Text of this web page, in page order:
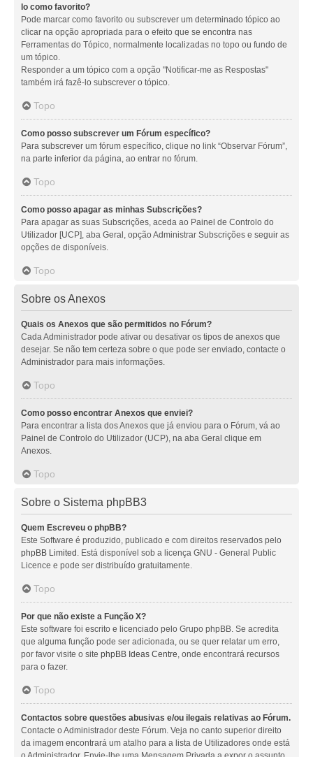
lo como favorito?
Pode marcar como favorito ou subscrever um determinado tópico ao
clicar na opção apropriada para o efeito que se encontra nas
Ferramentas do Tópico, normalmente localizadas no topo ou fundo de
um tópico.
Responder a um tópico com a opção "Notificar-me as Respostas"
também irá fazê-lo subscrever o tópico.
Topo
Como posso subscrever um Fórum específico?
Para subscrever um fórum específico, clique no link “Observar Fórum”,
na parte inferior da página, ao entrar no fórum.
Topo
Como posso apagar as minhas Subscrições?
Para apagar as suas Subscrições, aceda ao Painel de Controlo do
Utilizador [UCP], aba Geral, opção Administrar Subscrições e seguir as
opções de disponíveis.
Topo
Sobre os Anexos
Quais os Anexos que são permitidos no Fórum?
Cada Administrador pode ativar ou desativar os tipos de anexos que
desejar. Se não tem certeza sobre o que pode ser enviado, contacte o
Administrador para mais informações.
Topo
Como posso encontrar Anexos que enviei?
Para encontrar a lista dos Anexos que já enviou para o Fórum, vá ao
Painel de Controlo do Utilizador (UCP), na aba Geral clique em
Anexos.
Topo
Sobre o Sistema phpBB3
Quem Escreveu o phpBB?
Este Software é produzido, publicado e com direitos reservados pelo
phpBB Limited. Está disponível sob a licença GNU - General Public
Licence e pode ser distribuído gratuitamente.
Topo
Por que não existe a Função X?
Este software foi escrito e licenciado pelo Grupo phpBB. Se acredita
que alguma função pode ser adicionada, ou se quer relatar um erro,
por favor visite o site phpBB Ideas Centre, onde encontrará recursos
para o fazer.
Topo
Contactos sobre questões abusivas e/ou ilegais relativas ao Fórum.
Contacte o Administrador deste Fórum. Veja no canto superior direito
da imagem encontrará um atalho para a lista de Utilizadores onde está